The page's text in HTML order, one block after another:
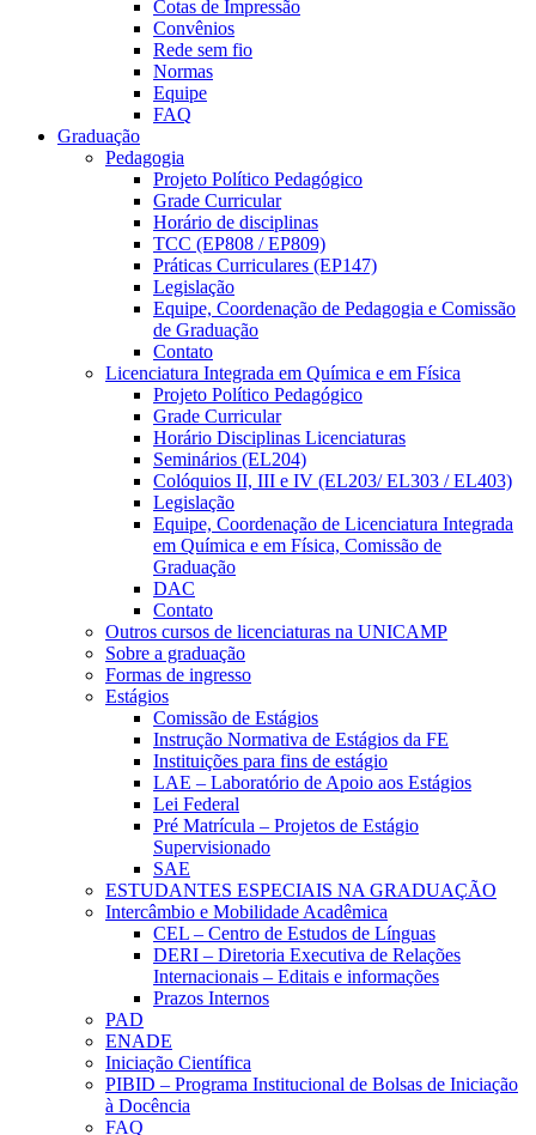
Cotas de Impressão
Convênios
Rede sem fio
Normas
Equipe
FAQ
Graduação
Pedagogia
Projeto Político Pedagógico
Grade Curricular
Horário de disciplinas
TCC (EP808 / EP809)
Práticas Curriculares (EP147)
Legislação
Equipe, Coordenação de Pedagogia e Comissão
de Graduação
Contato
Licenciatura Integrada em Química e em Física
Projeto Político Pedagógico
Grade Curricular
Horário Disciplinas Licenciaturas
Seminários (EL204)
Colóquios II, III e IV (EL203/ EL303 / EL403)
Legislação
Equipe, Coordenação de Licenciatura Integrada
em Química e em Física, Comissão de
Graduação
DAC
Contato
Outros cursos de licenciaturas na UNICAMP
Sobre a graduação
Formas de ingresso
Estágios
Comissão de Estágios
Instrução Normativa de Estágios da FE
Instituições para fins de estágio
LAE – Laboratório de Apoio aos Estágios
Lei Federal
Pré Matrícula – Projetos de Estágio
Supervisionado
SAE
ESTUDANTES ESPECIAIS NA GRADUAÇÃO
Intercâmbio e Mobilidade Acadêmica
CEL – Centro de Estudos de Línguas
DERI – Diretoria Executiva de Relações
Internacionais – Editais e informações
Prazos Internos
PAD
ENADE
Iniciação Científica
PIBID – Programa Institucional de Bolsas de Iniciação
à Docência
FAQ